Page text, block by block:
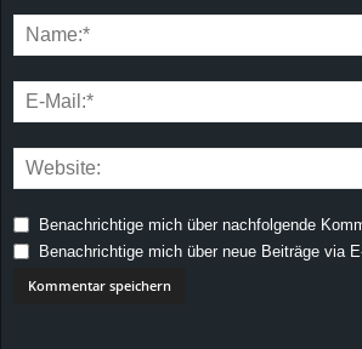
Benachrichtige mich über nachfolgende
Benachrichtige mich über neue Beiträge via